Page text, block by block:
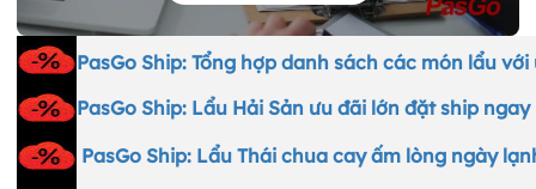
PasGo Ship: Tổng hợp danh sách các món lẩu với
PasGo Ship: Lẩu Hải Sản ưu đãi lớn đặt ship ngay
PasGo Ship: Lẩu Thái chua cay ấm lòng ngày